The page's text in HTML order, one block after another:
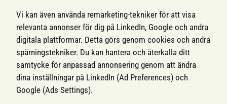
Vi kan även använda remarketing-tekniker för att visa
relevanta annonser för dig på LinkedIn, Google och andra
digitala plattformar. Detta görs genom cookies och andra
spårningstekniker. Du kan hantera och återkalla ditt
samtycke för anpassad annonsering genom att ändra
dina inställningar på LinkedIn (Ad Preferences) och
Google (Ads Settings).